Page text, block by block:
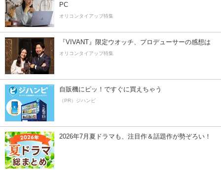
PC
オリコンタイアップ特集
『VIVANT』限定ウオッチ、プロデューサーの感想は
オリコンタイアップ特集
自販機にピッ！ですぐに買えちゃう
（PR）ジハンピ
2026年7月夏ドラマも、注目作＆話題作が勢ぞろい！